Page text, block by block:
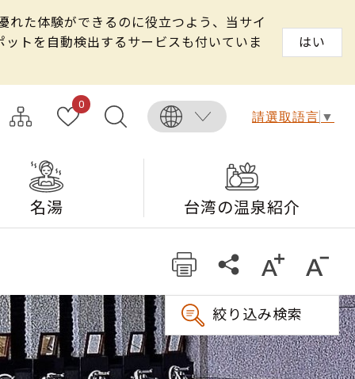
た体験ができるのに役立つよう、当サイ
トを自動検出するサービスも付いていま
はい
0
請選取語言 ▼
名湯 台湾の温泉紹介
絞り込み検索